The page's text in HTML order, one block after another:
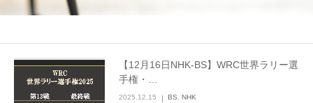
【12月16日NHK-BS】WRC世界ラリー選
手権・…
2025.12.15 BS NHK
企画実現部
リクルート
会社概要